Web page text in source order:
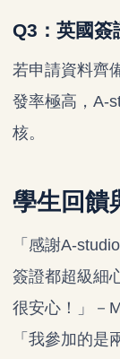
Q3：英國簽
若申請資料齊
發率極高，A-
核。
學生回饋
「感謝A-
簽證都超級細
很安心！」－
「我參加的